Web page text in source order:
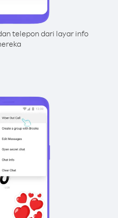
telepon dari layar info